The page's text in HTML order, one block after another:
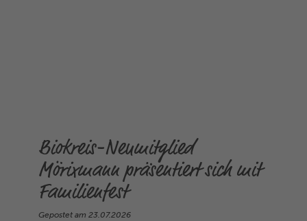
Biokreis-Neumitglied
Mörixmann präsentiert sich mit
Familienfest
Gepostet am 23.07.2026